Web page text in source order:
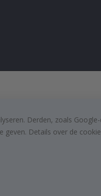
Derden, zoals
Details over de